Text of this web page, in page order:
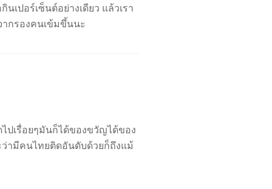
เปอร์เซ็นต์อย่างเดียว แล้วเรา
กรองคนเข้มขึ้นนะ
ไปเรื่อยๆมันก็ได้ของขวัญได้ของ
ามีคนไทยติดอันดับด้วยก็ถึงแม้